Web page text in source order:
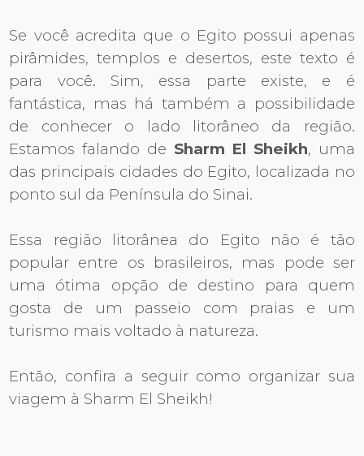
Se você acredita que o Egito possui apenas
pirâmides, templos e desertos, este texto é
para você. Sim, essa parte existe, e é
fantástica, mas há também a possibilidade
de conhecer o lado litorâneo da região.
Estamos falando de Sharm El Sheikh, uma
das principais cidades do Egito, localizada no
ponto sul da Península do Sinai.
Essa região litorânea do Egito não é tão
popular entre os brasileiros, mas pode ser
uma ótima opção de destino para quem
gosta de um passeio com praias e um
turismo mais voltado à natureza.
Então, confira a seguir como organizar sua
viagem à Sharm El Sheikh!